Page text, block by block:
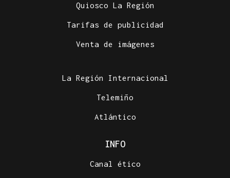
Quiosco La Región
Tarifas de publicidad
Venta de imágenes
La Región Internacional
Telemiño
Atlántico
INFO
Canal ético